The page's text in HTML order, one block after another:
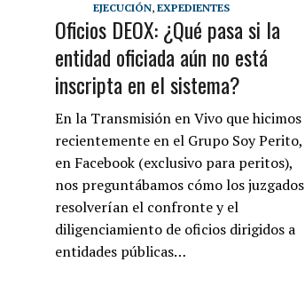
EJECUCIÓN,EXPEDIENTES
Oficios DEOX: ¿Qué pasa si la
entidad oficiada aún no está
inscripta en el sistema?
En la Transmisión en Vivo que hicimos
recientemente en el Grupo Soy Perito,
en Facebook (exclusivo para peritos),
nos preguntábamos cómo los juzgados
resolverían el confronte y el
diligenciamiento de oficios dirigidos a
entidades públicas…